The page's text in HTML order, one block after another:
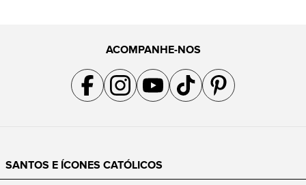
ACOMPANHE-NOS
Acompanhe a gente no Facebook
Acompanhe a gente no Instagram
Acompanhe a gente no YouTube
Acompanhe a gente no TikTok
Acompanhe a gente no
SANTOS E ÍCONES CATÓLICOS